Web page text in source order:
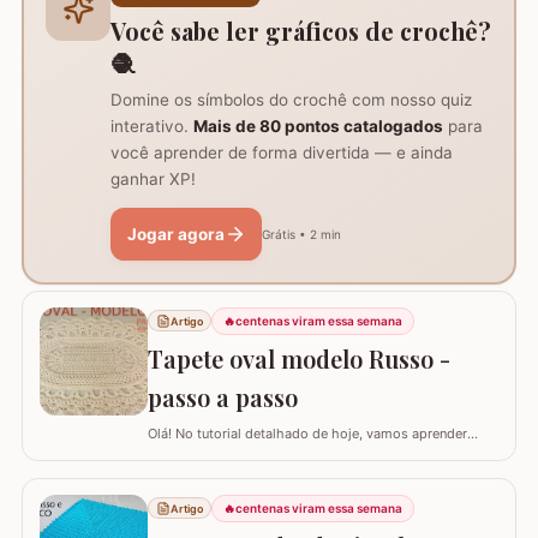
imprescindíveis fio de algodão nº6, agulha de…
Você sabe ler gráficos de crochê?
🧶
Domine os símbolos do crochê com nosso quiz
interativo. Mais de 80 pontos catalogados para
você aprender de forma divertida — e ainda
ganhar XP!
Jogar agora Grátis • 2 min
Artigo 🔥centenas viram essa semana
Tapete oval modelo Russo -
passo a passo
Olá! No tutorial detalhado de hoje, vamos aprender
RUSSO. Recentemente, postamos aqui no blog a versão
redonda deste modelo, e você pode conferir clicando
AQUI. Este é um trabalho clássico que combina com
Artigo 🔥centenas viram essa semana